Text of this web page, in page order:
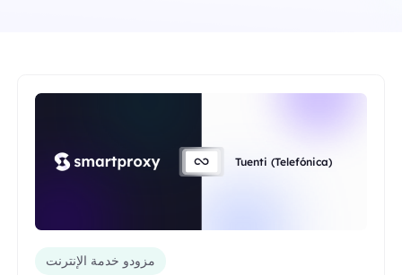
Tuenti (Telefónica)
مزودو خدمة الإنترنت